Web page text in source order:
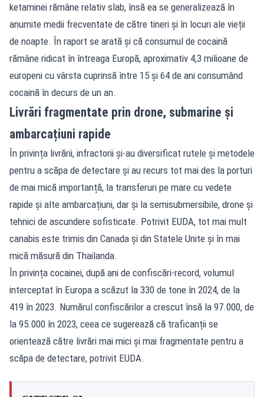
ketaminei rămâne relativ slab, însă ea se generalizează în
anumite medii frecventate de către tineri și în locuri ale vieții
de noapte. În raport se arată și că consumul de cocaină
rămâne ridicat în întreaga Europă, aproximativ 4,3 milioane de
europeni cu vârsta cuprinsă între 15 și 64 de ani consumând
cocaină în decurs de un an.
Livrări fragmentate prin drone, submarine și
ambarcațiuni rapide
În privința livrării, infractorii și-au diversificat rutele și metodele
pentru a scăpa de detectare și au recurs tot mai des la porturi
de mai mică importanță, la transferuri pe mare cu vedete
rapide și alte ambarcațiuni, dar și la semisubmersibile, drone și
tehnici de ascundere sofisticate. Potrivit EUDA, tot mai mult
canabis este trimis din Canada și din Statele Unite și în mai
mică măsură din Thailanda.
În privința cocainei, după ani de confiscări-record, volumul
interceptat în Europa a scăzut la 330 de tone în 2024, de la
419 în 2023. Numărul confiscărilor a crescut însă la 97.000, de
la 95.000 în 2023, ceea ce sugerează că traficanții se
orientează către livrări mai mici și mai fragmentate pentru a
scăpa de detectare, potrivit EUDA.